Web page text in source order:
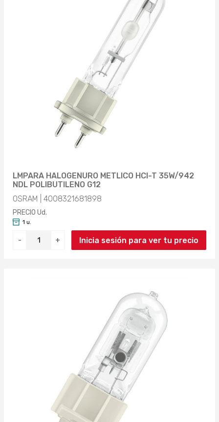
LMPARA HALOGENURO METLICO HCI-T 35W/942
NDL POLIBUTILENO G12
OSRAM | 4008321681898
PRECIO Ud.
- +
1 u.
Inicia sesión para ver tu precio